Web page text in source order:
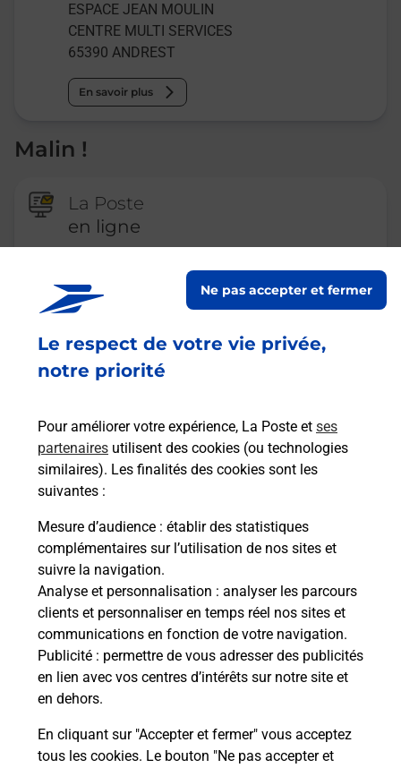
Le respect de votre vie privée,
notre priorité
Pour améliorer votre expérience, La Poste et ses
partenaires utilisent des cookies (ou technologies
similaires). Les finalités des cookies sont les
suivantes :
Mesure d’audience : établir des statistiques
complémentaires sur l’utilisation de nos sites et
suivre la navigation.
Analyse et personnalisation : analyser les parcours
clients et personnaliser en temps réel nos sites et
communications en fonction de votre navigation.
Publicité : permettre de vous adresser des publicités
en lien avec vos centres d’intérêts sur notre site et
en dehors.
En cliquant sur "Accepter et fermer" vous acceptez
tous les cookies. Le bouton "Ne pas accepter et
Ne pas accepter et fermer
ESPACE JEAN MOULIN
CENTRE MULTI SERVICES
65390 ANDREST
En savoir plus
Malin !
La Poste
en ligne
En savoir plus
Recherchez un autre point de contact
Questions fréquemment posées
Quel réseau utilise La Poste Mobile ?
Est-ce que je peux garder mon
numéro de mobile gratuitement ?
Est-ce que je peux bénéficier de la 5G
avec La Poste Mobile ?
Est-ce que je peux utiliser mon forfait
à l’étranger avec La Poste Mobile ?